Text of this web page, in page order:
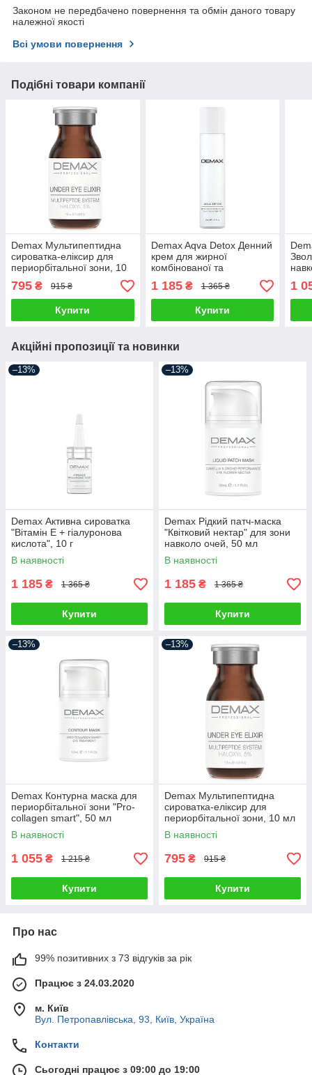
Законом не передбачено повернення та обмін даного товару
належної якості
Всі умови повернення
Подібні товари компанії
Demax Мультипептидна
сироватка-еліксир для
периорбітальної зони, 10
мл
795 ₴ 915 ₴
Купити
Demax Aqva Detox Денний
крем для жирної
комбінованої та
проблемної шкіри з
SPF20, 50 мл
1 185₴ 1 365 ₴
Купити
1
Акційні пропозиції та новинки
–13%
Demax Активна сироватка
"Вітамін Е + гіалуронова
кислота", 10 г
В наявності
1 185 ₴ 1 365 ₴
Купити
–13%
Demax Рідкий патч-маска
"Квітковий нектар" для зони
навколо очей, 50 мл
В наявності
1 185 ₴ 1 365 ₴
Купити
–13%
Demax Контурна маска для
периорбітальної зони "Pro-
collagen smart", 50 мл
В наявності
1 055 ₴ 1 215 ₴
Купити
–13%
Demax Мультипептидна
сироватка-еліксир для
периорбітальної зони, 10 мл
В наявності
795 ₴ 915 ₴
Купити
Про нас
99% позитивних з 73 відгуків за рік
Працює з 24.03.2020
м. Київ
Вул. Петропавлівська, 93, Київ, Україна
Контакти
Сьогодні працює з 09:00 до 19:00